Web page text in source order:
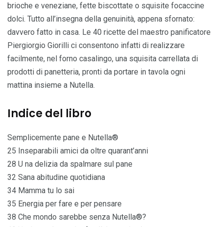
brioche e veneziane, fette biscottate o squisite focaccine
dolci. Tutto all’insegna della genuinità, appena sfornato:
davvero fatto in casa. Le 40 ricette del maestro panificatore
Piergiorgio Giorilli ci consentono infatti di realizzare
facilmente, nel forno casalingo, una squisita carrellata di
prodotti di panetteria, pronti da portare in tavola ogni
mattina insieme a Nutella.
Indice del libro
Semplicemente pane e Nutella®
25 Inseparabili amici da oltre quarant’anni
28 U na delizia da spalmare sul pane
32 Sana abitudine quotidiana
34 Mamma tu lo sai
35 Energia per fare e per pensare
38 Che mondo sarebbe senza Nutella®?